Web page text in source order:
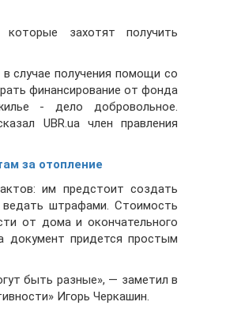
захотят получить
случае получения помощи со
финансирование от фонда
- дело добровольное.
UBR.ua член правления
за отопление
им предстоит создать
штрафами. Стоимость
от дома и окончательного
документ придется простым
быть разные», — заметил в
Игорь Черкашин.